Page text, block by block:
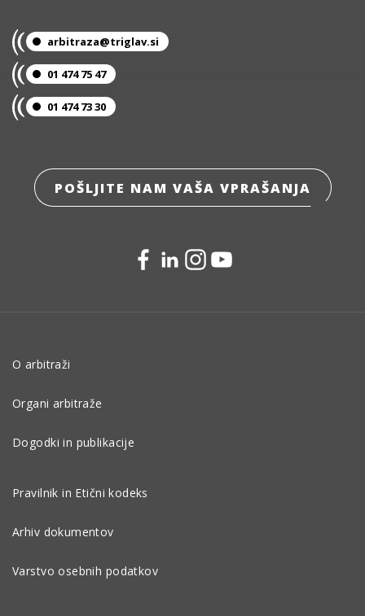
arbitraza@triglav.si
01 474 75 47
01 474 73 30
POŠLJITE NAM VAŠA VPRAŠANJA
O arbitraži
Organi arbitraže
Dogodki in publikacije
Pravilnik in Etični kodeks
Arhiv dokumentov
Varstvo osebnih podatkov